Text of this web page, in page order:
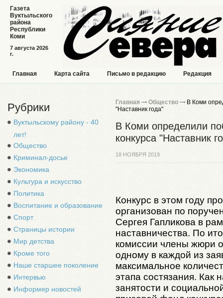
7 августа 2026
г.
Газета
Вуктыльского
района
Республики
Коми
Главная Карта сайта Письмо в редакцию Редакция
Рубрики
Вуктыльскому району - 40
лет!
Общество
Криминал-досье
Экономика
Культура и искусство
Политика
Воспитание и образование
Спорт
Страницы истории
Мир детства
Кроме того
Наше старшее поколение
Интервью
Информер новостей
Главная Общество
В Коми
"Наставник года"
В Коми определили
конкурса "Наставник
18 НОЯБРЯ 2019
Конкурс в этом году
организован по
Сергея Гапликова в
наставничества. По
комиссии члены жюри
одному в каждой из
максимальное
этапа состязания. Как
занятости и